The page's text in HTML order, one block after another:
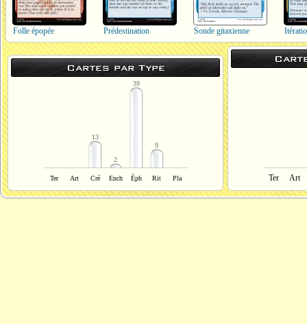
Folle épopée Prédestination Sonde gitaxienne
Cartes par Type
13
2
39
9
Ter Art Cré Ench Éph Rit Pla Ter Art